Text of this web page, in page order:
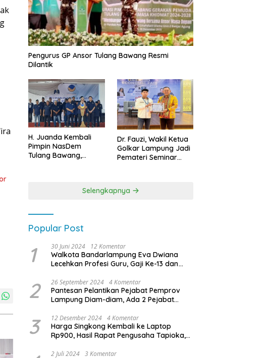
Pengurus GP Ansor Tulang Bawang Resmi
Dilantik
H. Juanda Kembali
Pimpin NasDem
Tulang Bawang,
Dr. Fauzi, Wakil Ketua
Golkar Lampung Jadi
Pemateri Seminar
Kebangsaan
Selengkapnya
Popular Post
1 30 Juni 2024 12 Komentar
Walkota Bandarlampung Eva Dwiana
Lecehkan Profesi Guru, Gaji Ke-13 dan
2 26 September 2024 4 Komentar
Pantesan Pelantikan Pejabat Pemprov
Lampung Diam-diam, Ada 2 Pejabat
3 12 Desember 2024 4 Komentar
Harga Singkong Kembali ke Laptop
Rp900, Hasil Rapat Pengusaha Tapioka,
Lampung
2 Juli 2024 3 Komentar